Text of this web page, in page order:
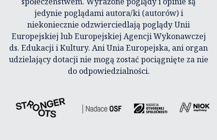
jedynie poglądami autora/ki (autorów) i
niekoniecznie odzwierciedlają poglądy Unii
Europejskiej lub Europejskiej Agencji Wykonawczej
ds. Edukacji i Kultury. Ani Unia Europejska, ani organ
udzielający dotacji nie mogą zostać pociągnięte za nie
do odpowiedzialności.